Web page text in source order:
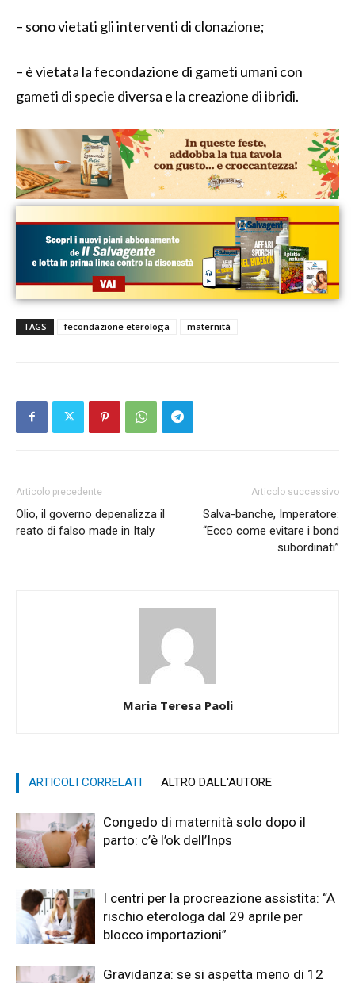
– sono vietati gli interventi di clonazione;
– è vietata la fecondazione di gameti umani con
gameti di specie diversa e la creazione di ibridi.
TAGS fecondazione eterologa maternità
Articolo precedente
Olio, il governo depenalizza il
reato di falso made in Italy
Articolo successivo
Salva-banche, Imperatore:
“Ecco come evitare i bond
subordinati”
Maria Teresa Paoli
ARTICOLI CORRELATI ALTRO DALL'AUTORE
Congedo di maternità solo dopo il
parto: c’è l’ok dell’Inps
I centri per la procreazione assistita: “A
rischio eterologa dal 29 aprile per
blocco importazioni”
Gravidanza: se si aspetta meno di 12